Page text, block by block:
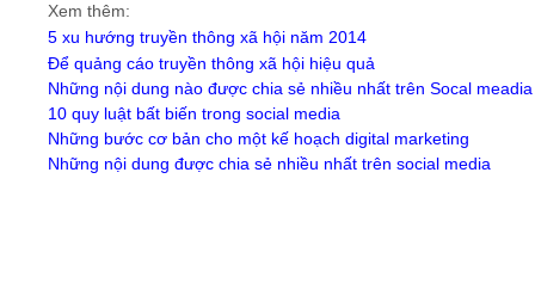
Xem thêm:
5 xu hướng truyền thông xã hội năm 2014
Để quảng cáo truyền thông xã hội hiệu quả
Những nội dung nào được chia sẻ nhiều nhất trên Socal meadia
10 quy luật bất biến trong social media
Những bước cơ bản cho một kế hoạch digital marketing
Những nội dung được chia sẻ nhiều nhất trên social media